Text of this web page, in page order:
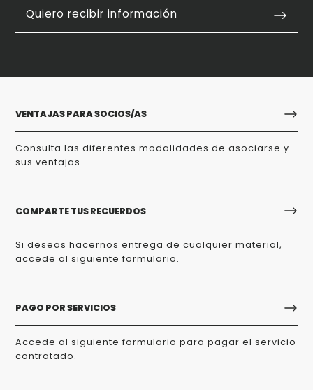
Quiero recibir información
VENTAJAS PARA SOCIOS/AS
Consulta las diferentes modalidades de asociarse y
sus ventajas.
COMPARTE TUS RECUERDOS
Si deseas hacernos entrega de cualquier material,
accede al siguiente formulario.
PAGO POR SERVICIOS
Accede al siguiente formulario para pagar el servicio
contratado.